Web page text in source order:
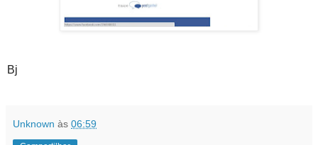
Bj
Unknown às 06:59